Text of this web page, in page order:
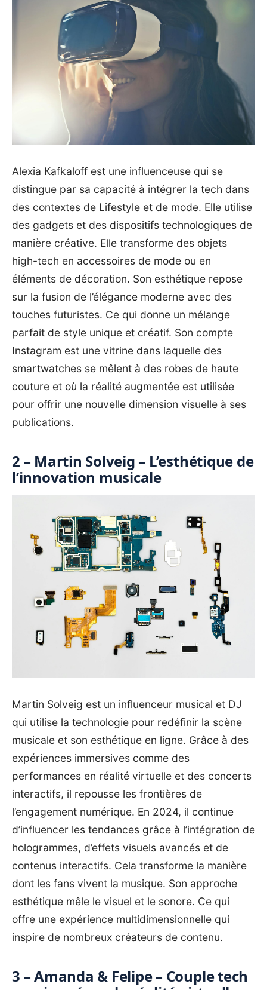
Alexia Kafkaloff est une influenceuse qui se
distingue par sa capacité à intégrer la tech dans
des contextes de Lifestyle et de mode. Elle utilise
des gadgets et des dispositifs technologiques de
manière créative. Elle transforme des objets
high-tech en accessoires de mode ou en
éléments de décoration. Son esthétique repose
sur la fusion de l’élégance moderne avec des
touches futuristes. Ce qui donne un mélange
parfait de style unique et créatif. Son compte
Instagram est une vitrine dans laquelle des
smartwatches se mêlent à des robes de haute
couture et où la réalité augmentée est utilisée
pour offrir une nouvelle dimension visuelle à ses
publications.
2 – Martin Solveig – L’esthétique de
l’innovation musicale
Martin Solveig est un influenceur musical et DJ
qui utilise la technologie pour redéfinir la scène
musicale et son esthétique en ligne. Grâce à des
expériences immersives comme des
performances en réalité virtuelle et des concerts
interactifs, il repousse les frontières de
l’engagement numérique. En 2024, il continue
d’influencer les tendances grâce à l’intégration de
hologrammes, d’effets visuels avancés et de
contenus interactifs. Cela transforme la manière
dont les fans vivent la musique. Son approche
esthétique mêle le visuel et le sonore. Ce qui
offre une expérience multidimensionnelle qui
inspire de nombreux créateurs de contenu.
3 – Amanda & Felipe – Couple tech